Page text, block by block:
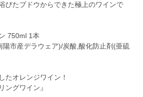
びたブドウからできた極上のワインで
750ml 1本
陽市産デラウェア)/炭酸,酸化防止剤(亜硫
たオレンジワイン！
ングワイン』